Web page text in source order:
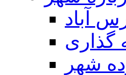
آباد
شهر